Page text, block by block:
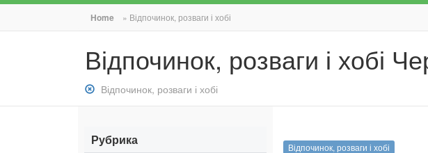
Ви
є
тут
Home » Відпочинок, розваги і хобі
Відпочинок, розваги і хобі
Зняти
фільтр:
розваги
і
Відпочинок, розваги і хобі
Рубрика Відпочинок, розваги і хобі